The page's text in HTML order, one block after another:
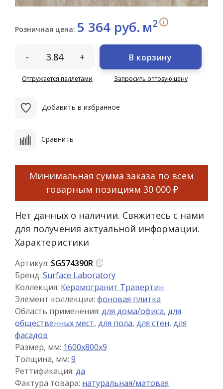
Розничная цена: 5 364 руб. м2 i
- +
Отгружается паллетами
В корзину
Запросить оптовую цену
Добавить в избранное
Сравнить
Минимальная сумма заказа по всем
товарным позициям 30 000 ₽
Нет данных о наличии. Свяжитесь с нами
для получения актуальной информации.
Характеристики
Артикул: SG574390R
Бренд: Surface Laboratory
Коллекция: Керамогранит Травертин
Элемент коллекции: фоновая плитка
Область применения: для дома/офиса, для
общественных мест, для пола, для стен, для
фасадов
Размер, мм: 1600x800x9
Толщина, мм: 9
Реттификация: да
Фактура товара: натуральная/матовая